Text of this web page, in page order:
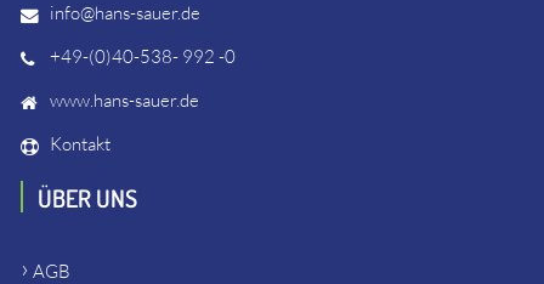
info@hans-sauer.de
+49-(0)40-538- 992 -0
www.hans-sauer.de
Kontakt
ÜBER UNS
AGB